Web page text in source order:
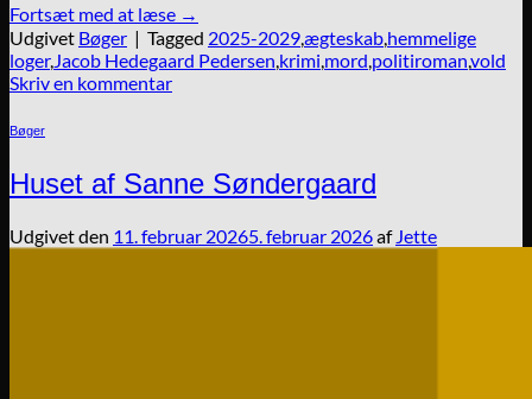
Fortsæt med at læse →
Udgivet Bøger | Tagged 2025-2029,ægteskab,hemmelige
loger,Jacob Hedegaard Pedersen,krimi,mord,politiroman,vold
Skriv en kommentar
Bøger
Huset af Sanne Søndergaard
Udgivet den 11. februar 20265. februar 2026af Jette